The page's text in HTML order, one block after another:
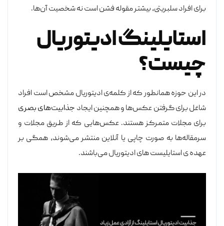
برای افراد سلبریتی، بیشتر مقوله فشن است نه شخصیت آن‌ها.
استایلینگ ادیتوریال
چیست؟
در این حوزه همانطور که از کلمه‌ی ادیتوریال مشخص است افراد
شاغل برای گرفتن عکس‌ها و همچنین ایجاد جذابیت‌های بصری
برای مجلات متمرکز هستند. عکس‌هایی که از طریق مجلات و
سرمقاله‌ها به صورت چاپی یا آنلاین منتشر ‌می‌شوند، همگی بر
عهده ی استایلیست ‌های ادیتوریال می‌باشند.